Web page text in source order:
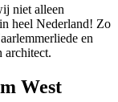
niet alleen
heel Nederland! Zo
en
architect.
West